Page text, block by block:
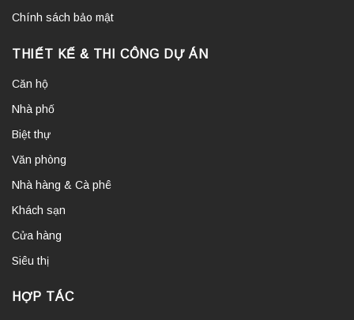
Chính sách bảo mật
THIẾT KẾ & THI CÔNG DỰ ÁN
Căn hộ
Nhà phố
Biệt thự
Văn phòng
Nhà hàng & Cà phê
Khách sạn
Cửa hàng
Siêu thị
HỢP TÁC